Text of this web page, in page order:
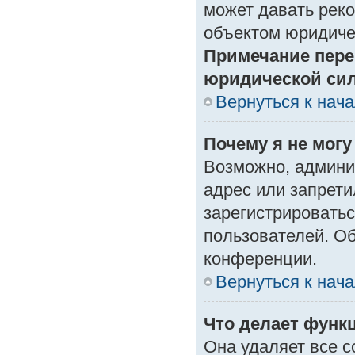
может давать
объектом
Примечание
юридической
Вернуться к
Почему я не
Возможно,
адрес или
пользователей.
конференции.
Вернуться к
Что делает
Она удаляет все